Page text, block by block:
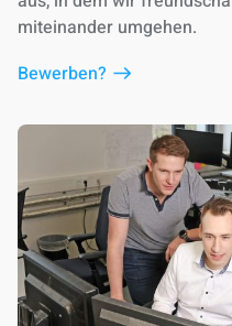
miteinander umgehen.
Bewerben?